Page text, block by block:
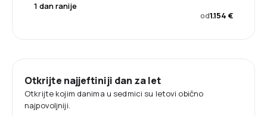
1 dan ranije
od1.154 €
Otkrijte najjeftiniji dan za let
Otkrijte kojim danima u sedmici su letovi obično
najpovoljniji.